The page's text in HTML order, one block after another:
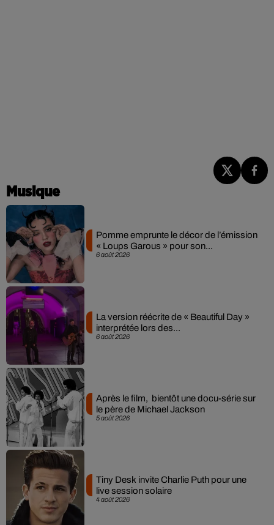
Musique
6 août 2026
Pomme emprunte le décor de l’émission
« Loups Garous » pour son...
6 août 2026
La version réécrite de « Beautiful Day »
interprétée lors des...
5 août 2026
Après le film, bientôt une docu-série sur
le père de Michael Jackson
4 août 2026
Tiny Desk invite Charlie Puth pour une
live session solaire